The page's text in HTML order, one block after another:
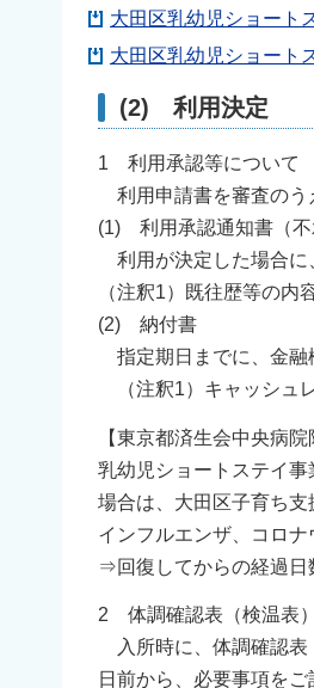
大田区乳幼児ショート
大田区乳幼児ショート
(2) 利用決定
1 利用承認等について
利用申請書を審査のう
(1) 利用承認通知書（不
利用が決定した場合に
（注釈1）既往歴等の内
(2) 納付書
指定期日までに、金融
（注釈1）キャッシュ
【東京都済生会中央病
乳幼児ショートステイ事
場合は、大田区子育ち支
インフルエンザ、コロ
⇒回復してからの経過日
2 体調確認表（検温表
入所時に、体調確認表
日前から、必要事項をご